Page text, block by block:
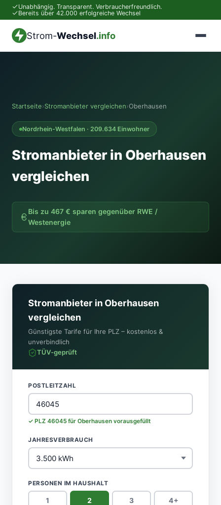
Unabhängig. Transparent. Verbraucherfreundlich.
Bereits über 42.000 erfolgreiche Wechsel
Strom-Wechsel.info
Startseite›Stromanbieter vergleichen›Oberhausen
Nordrhein-Westfalen · 209.634 Einwohner
Stromanbieter in Oberhausen
vergleichen
Bis zu 467 € sparen gegenüber RWE /
Westenergie
Stromanbieter in Oberhausen
vergleichen
Günstigste Tarife für Ihre PLZ – kostenlos &
unverbindlich
TÜV-geprüft
POSTLEITZAHL
✓ PLZ 46045 für Oberhausen vorausgefüllt
JAHRESVERBRAUCH
PERSONEN IM HAUSHALT
1 2 3 4+